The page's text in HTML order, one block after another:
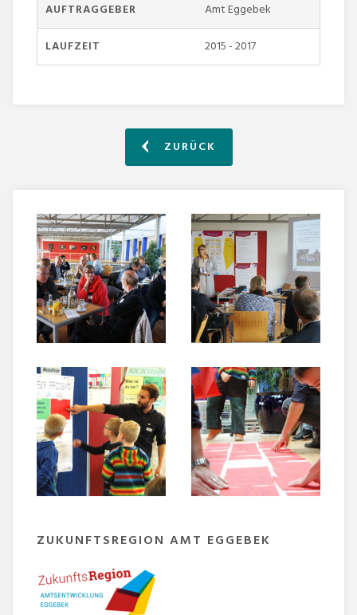
AUFTRAGGEBER
Amt Eggebek
LAUFZEIT
2015 - 2017
ZURÜCK
ZUKUNFTSREGION AMT EGGEBEK